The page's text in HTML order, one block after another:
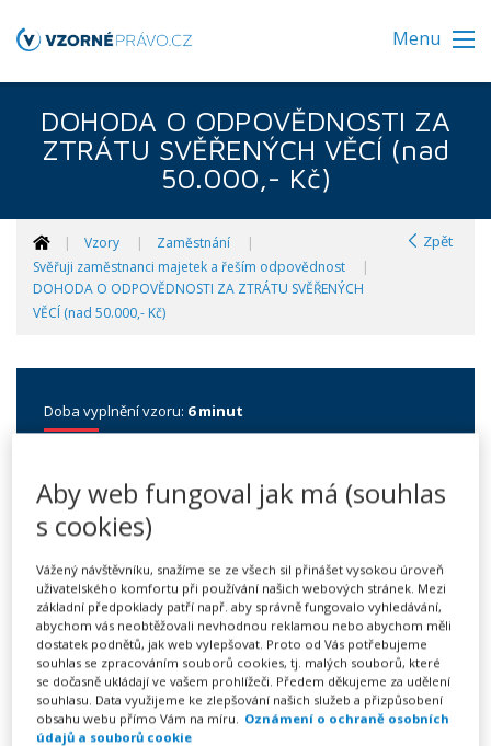
Menu
DOHODA O ODPOVĚDNOSTI ZA
ZTRÁTU SVĚŘENÝCH VĚCÍ (nad
50.000,- Kč)
Vzory
Zaměstnání
Svěřuji zaměstnanci majetek a řeším odpovědnost
DOHODA O ODPOVĚDNOSTI ZA ZTRÁTU SVĚŘENÝCH
VĚCÍ (nad 50.000,- Kč)
Zpět
Doba vyplnění vzoru: 6 minut
ztrátu svěřených věcí (nad
50.000,- Kč)
249 Kč
Předplatné na 7 dní
Možnost vytvořit až 5 dokumentů
Neomezené stahování vytvořených dokumentů
Vyplnit vzor
Aby web fungoval jak má (souhlas
s cookies)
Vážený návštěvníku, snažíme se ze všech sil přinášet vysokou úroveň
uživatelského komfortu při používání našich webových stránek. Mezi
základní předpoklady patří např. aby správně fungovalo vyhledávání,
abychom vás neobtěžovali nevhodnou reklamou nebo abychom měli
dostatek podnětů, jak web vylepšovat. Proto od Vás potřebujeme
souhlas se zpracováním souborů cookies, tj. malých souborů, které
se dočasně ukládají ve vašem prohlížeči. Předem děkujeme za udělení
souhlasu. Data využijeme ke zlepšování našich služeb a přizpůsobení
obsahu webu přímo Vám na míru.
Oznámení o ochraně osobních
údajů a souborů cookie